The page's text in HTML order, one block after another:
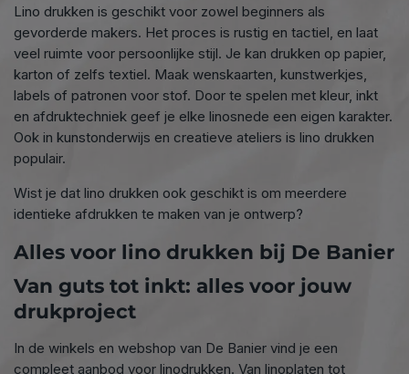
Lino drukken is geschikt voor zowel beginners als
gevorderde makers. Het proces is rustig en tactiel, en laat
veel ruimte voor persoonlijke stijl. Je kan drukken op papier,
karton of zelfs textiel. Maak wenskaarten, kunstwerkjes,
labels of patronen voor stof. Door te spelen met kleur, inkt
en afdruktechniek geef je elke linosnede een eigen karakter.
Ook in kunstonderwijs en creatieve ateliers is lino drukken
populair.
Wist je dat lino drukken ook geschikt is om meerdere
identieke afdrukken te maken van je ontwerp?
Alles voor lino drukken bij De Banier
Van guts tot inkt: alles voor jouw
drukproject
In de winkels en webshop van De Banier vind je een
compleet aanbod voor linodrukken. Van linoplaten tot
connect